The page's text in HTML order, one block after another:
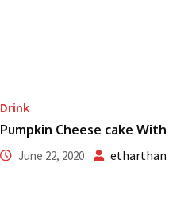
Drink
Pumpkin Cheese cake With
June 22, 2020 etharthan